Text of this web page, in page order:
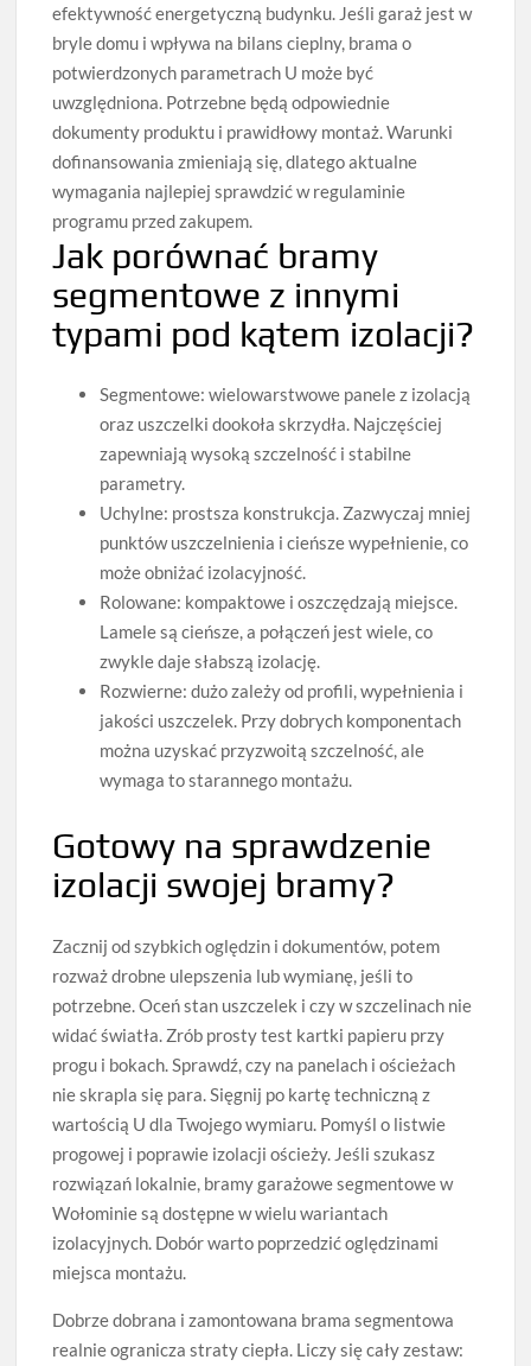
efektywność energetyczną budynku. Jeśli garaż jest w
bryle domu i wpływa na bilans cieplny, brama o
potwierdzonych parametrach U może być
uwzględniona. Potrzebne będą odpowiednie
dokumenty produktu i prawidłowy montaż. Warunki
dofinansowania zmieniają się, dlatego aktualne
wymagania najlepiej sprawdzić w regulaminie
programu przed zakupem.
Jak porównać bramy
segmentowe z innymi
typami pod kątem izolacji?
Segmentowe: wielowarstwowe panele z izolacją
oraz uszczelki dookoła skrzydła. Najczęściej
zapewniają wysoką szczelność i stabilne
parametry.
Uchylne: prostsza konstrukcja. Zazwyczaj mniej
punktów uszczelnienia i cieńsze wypełnienie, co
może obniżać izolacyjność.
Rolowane: kompaktowe i oszczędzają miejsce.
Lamele są cieńsze, a połączeń jest wiele, co
zwykle daje słabszą izolację.
Rozwierne: dużo zależy od profili, wypełnienia i
jakości uszczelek. Przy dobrych komponentach
można uzyskać przyzwoitą szczelność, ale
wymaga to starannego montażu.
Gotowy na sprawdzenie
izolacji swojej bramy?
Zacznij od szybkich oględzin i dokumentów, potem
rozważ drobne ulepszenia lub wymianę, jeśli to
potrzebne. Oceń stan uszczelek i czy w szczelinach nie
widać światła. Zrób prosty test kartki papieru przy
progu i bokach. Sprawdź, czy na panelach i ościeżach
nie skrapla się para. Sięgnij po kartę techniczną z
wartością U dla Twojego wymiaru. Pomyśl o listwie
progowej i poprawie izolacji ościeży. Jeśli szukasz
rozwiązań lokalnie, bramy garażowe segmentowe w
Wołominie są dostępne w wielu wariantach
izolacyjnych. Dobór warto poprzedzić oględzinami
miejsca montażu.
Dobrze dobrana i zamontowana brama segmentowa
realnie ogranicza straty ciepła. Liczy się cały zestaw: